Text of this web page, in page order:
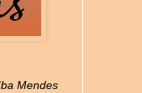
Mendes